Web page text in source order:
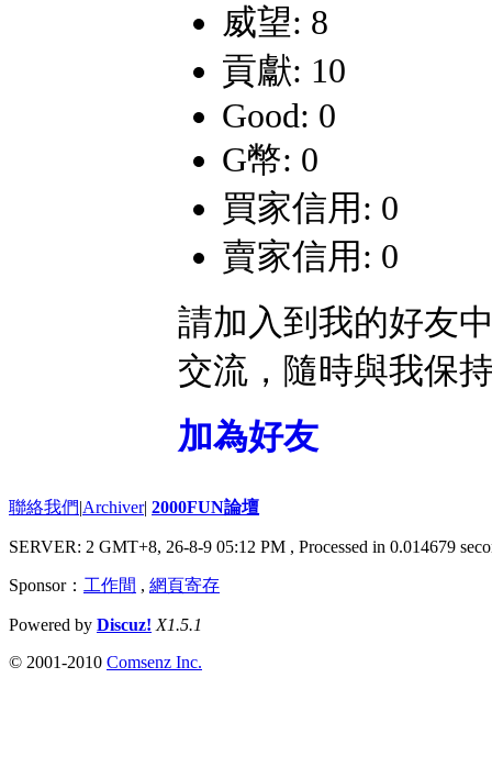
威望: 8
貢獻: 10
Good: 0
G幣: 0
買家信用: 0
賣家信用: 0
請加入到我的好友
交流，隨時與我保
加為好友
聯絡我們|Archiver| 2000FUN論壇
SERVER: 2 GMT+8, 26-8-9 05:12 PM , Processed in 0.014679
Sponsor： 工作間 , 網頁寄存
Powered by Discuz! X1.5.1
© 2001-2010 Comsenz Inc.